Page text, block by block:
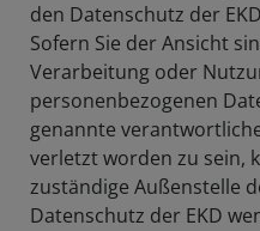
den Datenschutz der
Sofern Sie der Ansicht
Verarbeitung oder
personenbezogenen
genannte
verletzt worden zu sein,
zuständige Außenstelle
Datenschutz der EKD